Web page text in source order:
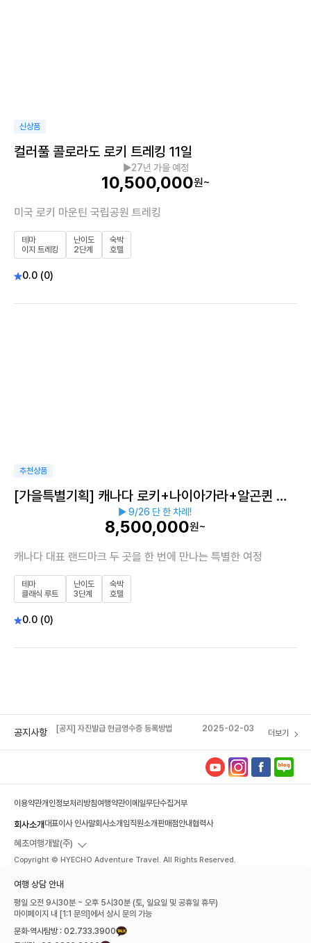
신상품
컬러풀 콜로라도 로키 트레킹 11일
▶27년 가을 예정
10,500,000원~
미국 로키 마운틴 국립공원 트레킹
테마
이지 트레킹
난이도
2단계
숙박
호텔
0.0 (0)
추천상품
[가을특별기획] 캐나다 로키+나이아가라+알곤퀸 트
▶ 9/26 단 한 차례!
8,500,000원~
캐나다 대표 랜드마크 두 곳을 한 번에 만나는 특별한 여정
테마
클래식 루트
난이도
3단계
숙박
호텔
0.0 (0)
공지사항
[공지] 자진발급 현금영수증 등록방법 2025-02-03
[혜초 VIP 멤버십] 포인트 소멸 예정 안내 더보기
여행 상담 안내
평일 오전 9시30분 ~ 오후 5시30분 (토, 일요일 및 공휴일 휴무)
마이페이지 내 [1:1 문의]에서 상시 문의 가능
문화·역사탐방 : 02.733.3900
이용약관개인정보처리방침여행약관이메일무단수집거부
회사소개 대표이사 인사말회사소개 임직원소개판매점안내협력사
혜초여행개발(주)
Copyright © HYECHO Adventure Travel. All Rights Reserved.